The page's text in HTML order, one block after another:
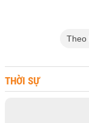
Theo
THỜI SỰ